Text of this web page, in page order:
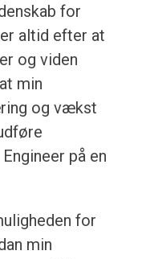
for
altid efter at
og viden
min
og vækst
på en
for
min